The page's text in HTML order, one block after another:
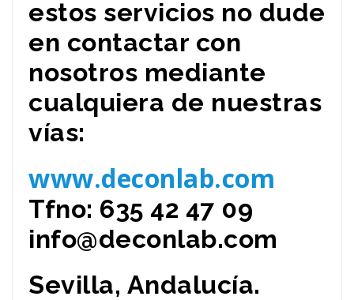
estos servicios no dude
en contactar con
nosotros mediante
cualquiera de nuestras
vías:
www.deconlab.com
Tfno: 635 42 47 09
info@deconlab.com
Sevilla, Andalucía.